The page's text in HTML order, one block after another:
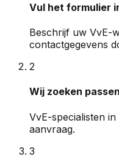
Vul het formulier
Beschrijf uw VvE-
contactgegevens
2
Wij zoeken
VvE-specialisten
aanvraag.
3